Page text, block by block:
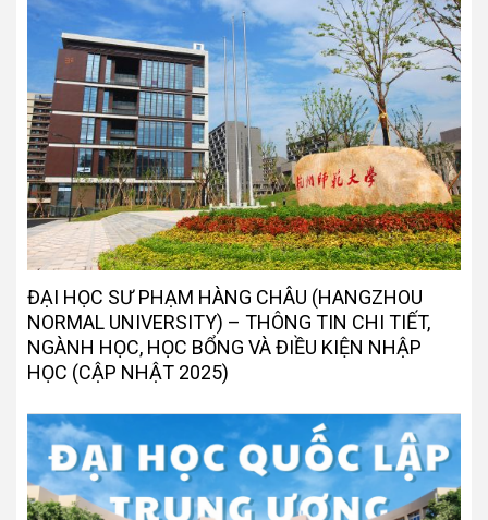
ĐẠI HỌC SƯ PHẠM HÀNG CHÂU (HANGZHOU
NORMAL UNIVERSITY) – THÔNG TIN CHI TIẾT,
NGÀNH HỌC, HỌC BỔNG VÀ ĐIỀU KIỆN NHẬP
HỌC (CẬP NHẬT 2025)